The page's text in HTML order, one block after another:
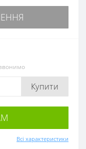
Купити
Всі характеристики